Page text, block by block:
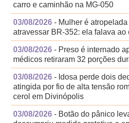
carro e caminhão na MG-050
03/08/2026 - Mulher é
atravessar BR-352: ela falava ao
03/08/2026 - Preso é internado
médicos retiraram 32 porções
03/08/2026 - Idosa perde dois
atingida por fio de alta tensão
cerol em Divinópolis
03/08/2026 - Botão do pânico